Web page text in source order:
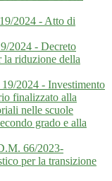
2024 - Atto di
2024 - Decreto
la riduzione della
2024 - Investimento
finalizzato alla
nelle scuole
grado e alla
66/2023-
per la transizione